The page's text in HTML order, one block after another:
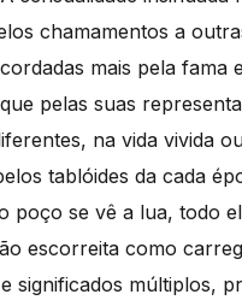
chamamentos a
mais pela fama
pelas suas
na vida vivida
tablóides da cada
poço se vê a lua, todo
escorreita como
significados múltiplos,